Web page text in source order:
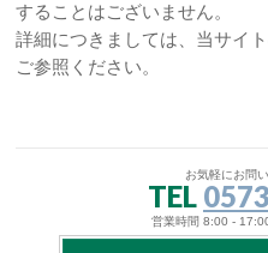
することはございません。
詳細につきましては、当サイ
ご参照ください。
お気軽にお問
TEL
営業時間 8:00 -